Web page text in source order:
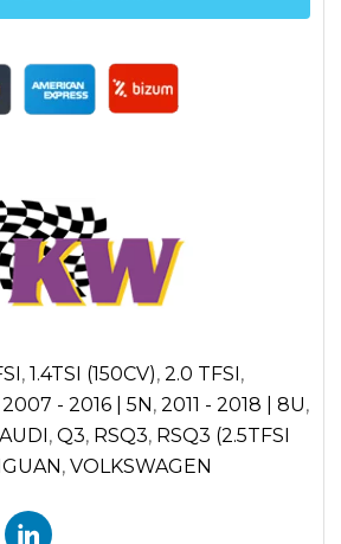
, 1.4TSI (150CV), 2.0 TFSI ,
2007 - 2016 | 5N , 2011 - 2018 | 8U,
AUDI , Q3, RSQ3, RSQ3 (2.5TFSI
, VOLKSWAGEN